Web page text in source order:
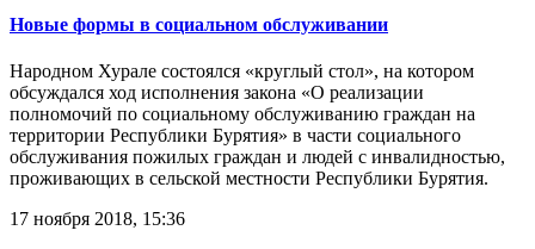
Новые формы в социальном обслуживании
Народном Хурале состоялся «круглый стол», на котором
обсуждался ход исполнения закона «О реализации
полномочий по социальному обслуживанию граждан на
территории Республики Бурятия» в части социального
обслуживания пожилых граждан и людей с инвалидностью,
проживающих в сельской местности Республики Бурятия.
17 ноября 2018, 15:36